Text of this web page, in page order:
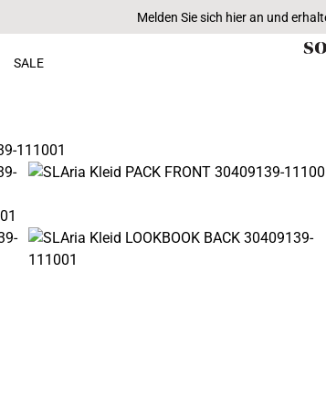
Melden Sie sich hier an und
SALE